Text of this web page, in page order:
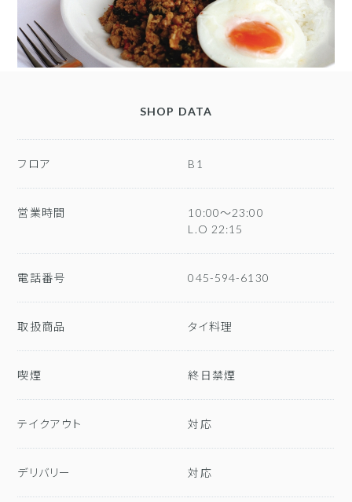
SHOP DATA
フロア B1
営業時間
10:00～23:00
L.O 22:15
電話番号 045-594-6130
取扱商品 タイ料理
喫煙 終日禁煙
テイクアウト 対応
デリバリー 対応